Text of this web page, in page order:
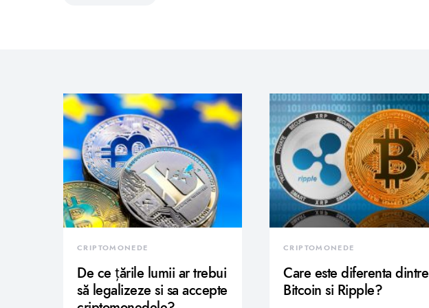
CRIPTOMONEDE
De ce țările lumii ar trebui
să legalizeze si sa accepte
CRIPTOMONEDE
Care este diferenta dintre
Bitcoin si Ripple?